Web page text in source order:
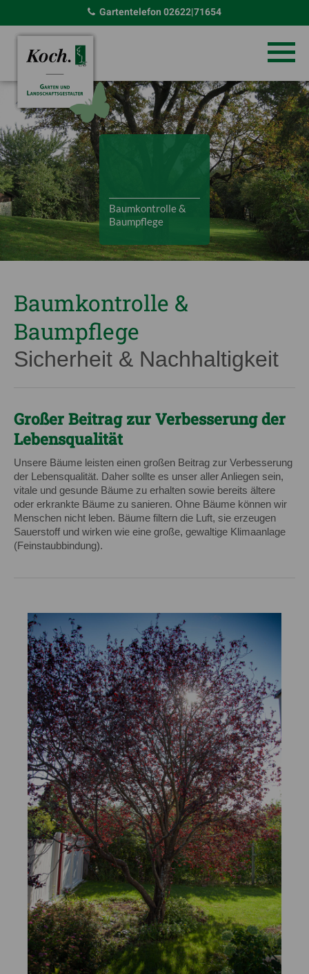
Gartentelefon02622|71654
Baumkontrolle &
Baumpflege
Baumkontrolle &
Baumpflege
Sicherheit & Nachhaltigkeit
Großer Beitrag zur Verbesserung der
Lebensqualität
Unsere Bäume leisten einen großen Beitrag zur Verbesserung
der Lebensqualität. Daher sollte es unser aller Anliegen sein,
vitale und gesunde Bäume zu erhalten sowie bereits ältere
oder erkrankte Bäume zu sanieren. Ohne Bäume können wir
Menschen nicht leben. Bäume filtern die Luft, sie erzeugen
Sauerstoff und wirken wie eine große, gewaltige Klimaanlage
(Feinstaubbindung).